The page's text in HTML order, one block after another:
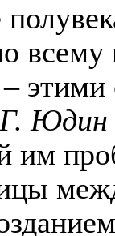
Юдин
им